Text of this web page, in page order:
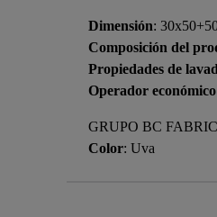
Dimensión:
Composición del
Propiedades de
Operador
GRUPO BC
Color: Uva